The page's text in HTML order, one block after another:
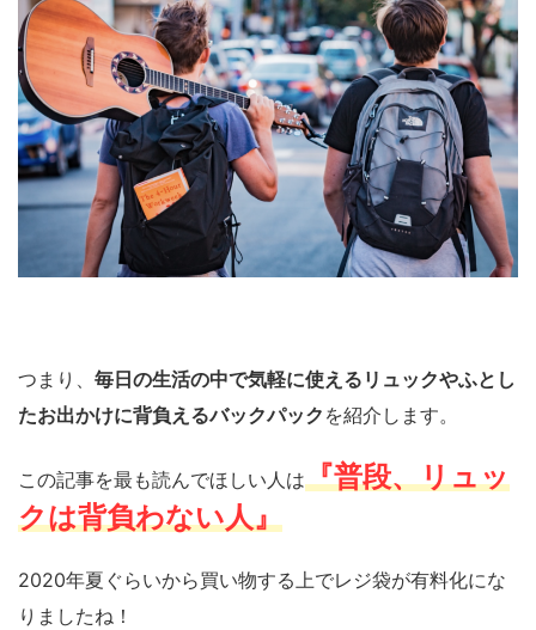
つまり、 毎日の生活の中で気軽に使えるリュックやふとし
たお出かけに背負えるバックパック を紹介します。
この記事を最も読んでほしい人は『普段、リュッ
クは背負わない人』
2020年夏ぐらいから買い物する上でレジ袋が有料化にな
りましたね！